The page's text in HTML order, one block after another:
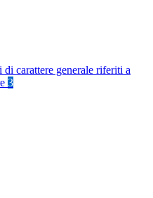
carattere generale riferiti a
3